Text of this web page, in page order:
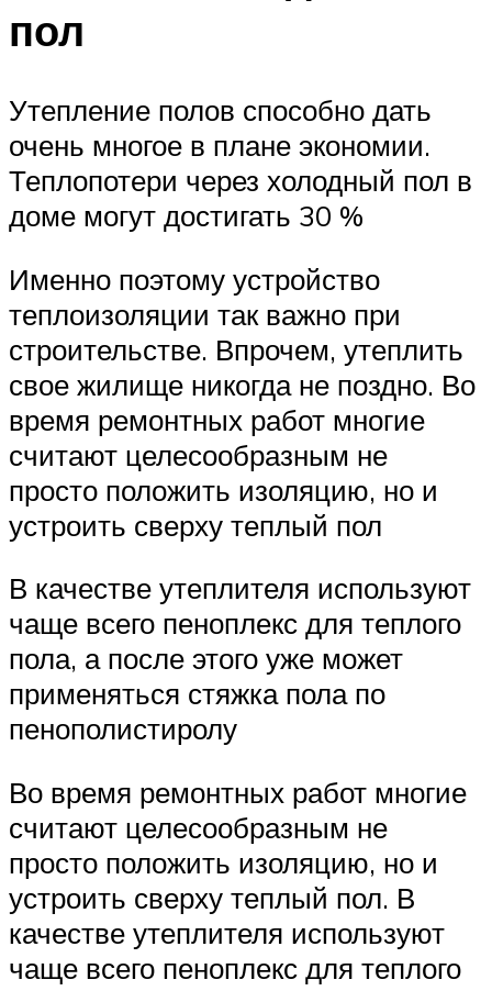
пол
Утепление полов способно дать
очень многое в плане экономии.
Теплопотери через холодный пол в
доме могут достигать 30 %
Именно поэтому устройство
теплоизоляции так важно при
строительстве. Впрочем, утеплить
свое жилище никогда не поздно. Во
время ремонтных работ многие
считают целесообразным не
просто положить изоляцию, но и
устроить сверху теплый пол
В качестве утеплителя используют
чаще всего пеноплекс для теплого
пола, а после этого уже может
применяться стяжка пола по
пенополистиролу
Во время ремонтных работ многие
считают целесообразным не
просто положить изоляцию, но и
устроить сверху теплый пол. В
качестве утеплителя используют
чаще всего пеноплекс для теплого